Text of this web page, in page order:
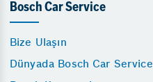
Bosch Car Service
Bize Ulaşın
Dünyada Bosch Car Service